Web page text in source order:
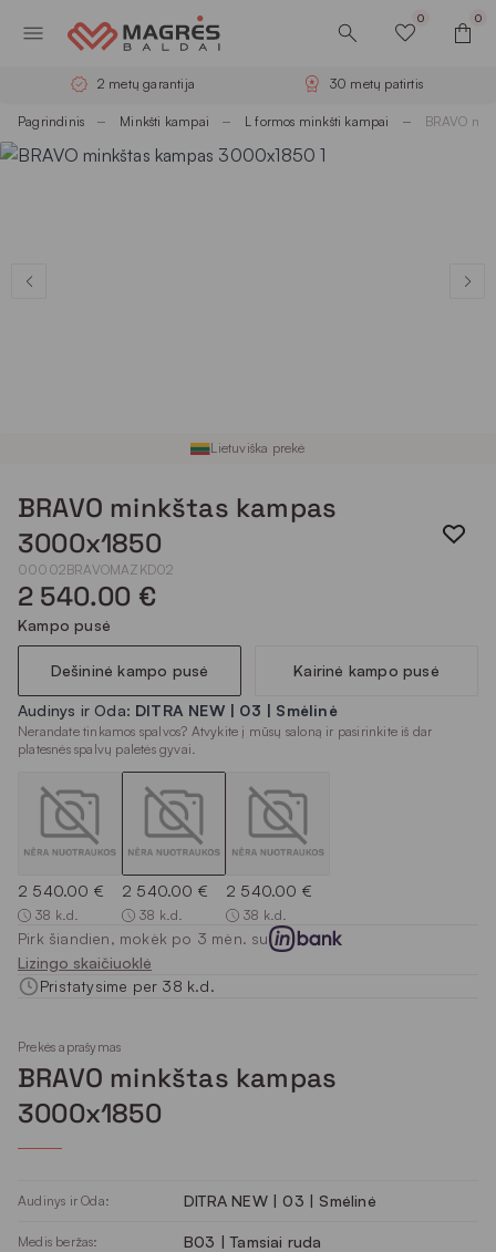
0 0
2 metų garantija 30 metų patirtis
Pagrindinis Minkšti kampai L formos minkšti kampai BRAVO
Lietuviška prekė
BRAVO minkštas kampas
3000x1850
00002BRAVOMAZKD02
2 540.00 €
Kampo pusė
Dešininė kampo pusė Kairinė kampo pusė
Audinys ir Oda: DITRA NEW | 03 | Smėlinė
Nerandate tinkamos spalvos? Atvykite į mūsų saloną ir pasirinkite iš dar
platesnės spalvų paletės gyvai.
2 540.00 €
38 k.d.
2 540.00 €
38 k.d.
2 540.00 €
38 k.d.
Pirk šiandien, mokėk po 3 mėn. su
Lizingo skaičiuoklė
Pristatysime per 38 k.d.
Prekės aprašymas
BRAVO minkštas kampas
3000x1850
Audinys ir Oda: DITRA NEW | 03 | Smėlinė
Medis beržas: B03 | Tamsiai ruda